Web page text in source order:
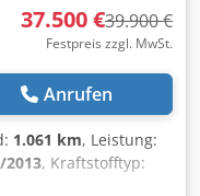
37.500 €39.900 €
Festpreis zzgl. MwSt.
Anrufen
1.061 km, Leistung:
2013, Kraftstofftyp: